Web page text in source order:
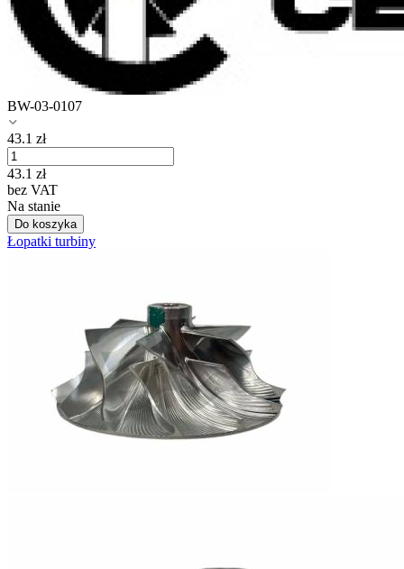
BW-03-0107
43.1 zł
43.1 zł
bez VAT
Na stanie
Do koszyka
Łopatki turbiny